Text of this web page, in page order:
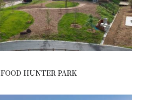
FOOD HUNTER PARK